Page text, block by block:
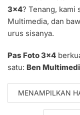
3×4? Tenang, kami
Multimedia, dan
urus sisanya.
Pas Foto 3×4
satu: Ben
MENAMPILKAN